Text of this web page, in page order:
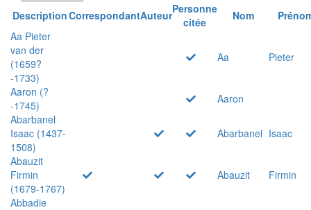
DescriptionCorrespondantAuteurPersonne
citée
Nom
Aa Pieter
van der
(1659?
-1733)
Aa Pieter
Aaron (?
-1745)
Aaron
Abarbanel
Isaac (1437-
1508)
Abarbanel Isaac
Abauzit
Firmin
(1679-1767)
Abauzit
Firmin
Abbadie